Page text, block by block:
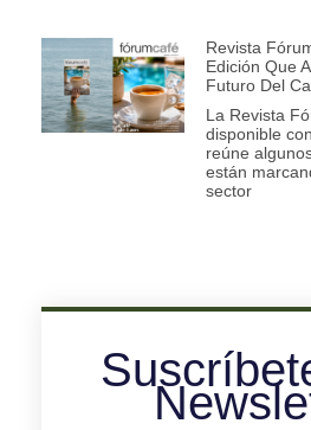
Revista
Edición Que
Futuro Del
La Revista
disponible
reúne
están
sector